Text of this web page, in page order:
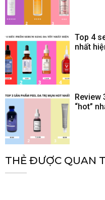
Top 4
nhất
Review
“hot”
THẺ ĐƯỢC QUAN